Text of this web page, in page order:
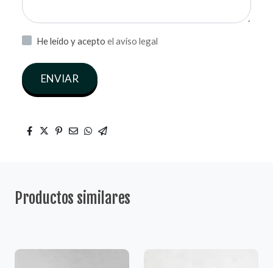
He leído y acepto el aviso legal
ENVIAR
Productos similares